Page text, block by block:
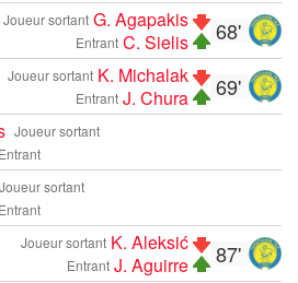
68'
Joueur sortant G. Agapakis
Entrant C. Sielis
69'
Joueur sortant K. Michalak
Entrant J. Chura
Joueur sortant
Entrant
Joueur sortant
Entrant
87'
Joueur sortant K. Aleksić
Entrant J. Aguirre